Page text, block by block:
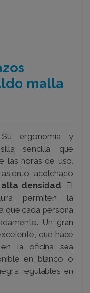
malla
ergonomía y
sencilla que
las horas de uso.
acolchado
densidad. El
permiten la
que cada persona
Un gran
que hace
la oficina sea
en blanco o
regulables en